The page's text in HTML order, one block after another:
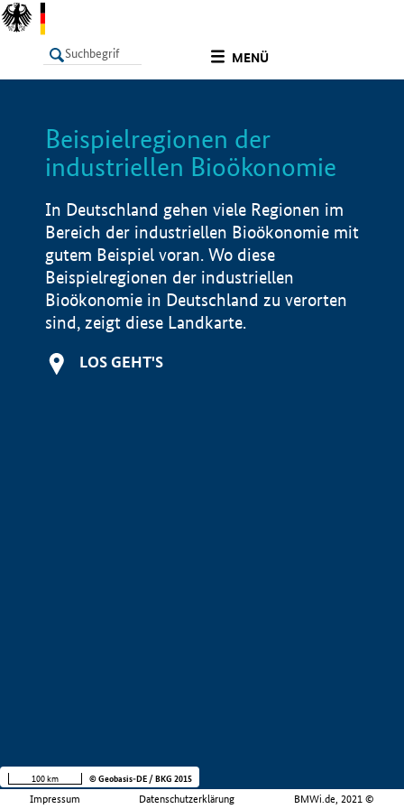
MENÜ
LISTE
Beispielregionen der
industriellen Bioökonomie
In Deutschland gehen viele Regionen im
Bereich der industriellen Bioökonomie mit
gutem Beispiel voran. Wo diese
Beispielregionen der industriellen
Bioökonomie in Deutschland zu verorten
sind, zeigt diese Landkarte.
LOS GEHT'S
Impressum Datenschutzerklärung BMWi.de, 2021 ©
100 km © Geobasis-DE / BKG 2015